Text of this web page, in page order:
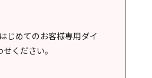
じめてのお客様専用ダイ
ください。